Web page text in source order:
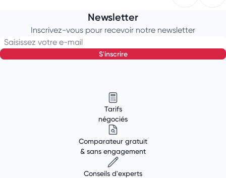
Newsletter
Inscrivez-vous pour recevoir notre newsletter
Saisissez votre e-mail
s'inscrire
Tarifs
négociés
Comparateur gratuit
& sans engagement
Conseils d'experts